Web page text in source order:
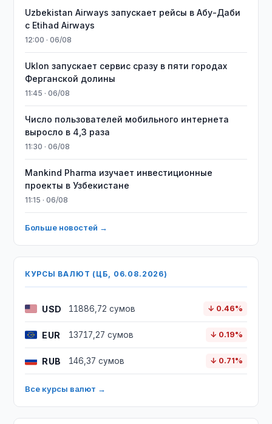
Uzbekistan Airways запускает рейсы в Абу-Даби
с Etihad Airways
12:00 · 06/08
Uklon запускает сервис сразу в пяти городах
Ферганской долины
11:45 · 06/08
Число пользователей мобильного интернета
выросло в 4,3 раза
11:30 · 06/08
Mankind Pharma изучает инвестиционные
проекты в Узбекистане
11:15 · 06/08
Больше новостей →
КУРСЫ ВАЛЮТ (ЦБ, 06.08.2026)
USD 11886,72 сумов ↓ 0.46%
EUR 13717,27 сумов ↓ 0.19%
RUB 146,37 сумов ↓ 0.71%
Все курсы валют →